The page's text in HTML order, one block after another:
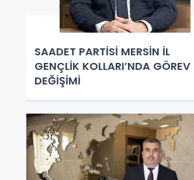
SAADET PARTİSİ MERSİN İL
GENÇLİK KOLLARI’NDA GÖREV
DEĞİŞİMİ